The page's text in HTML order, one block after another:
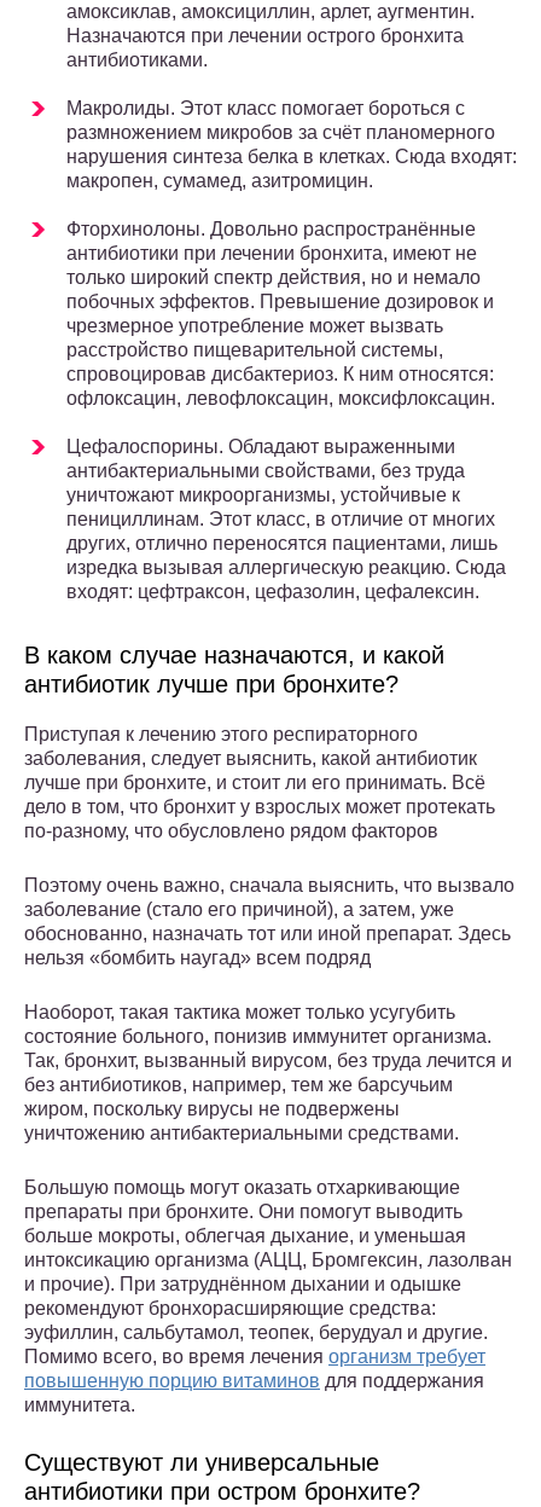
амоксиклав, амоксициллин, арлет, аугментин.
Назначаются при лечении острого бронхита
антибиотиками.
Макролиды. Этот класс помогает бороться с
размножением микробов за счёт планомерного
нарушения синтеза белка в клетках. Сюда входят:
макропен, сумамед, азитромицин.
Фторхинолоны. Довольно распространённые
антибиотики при лечении бронхита, имеют не
только широкий спектр действия, но и немало
побочных эффектов. Превышение дозировок и
чрезмерное употребление может вызвать
расстройство пищеварительной системы,
спровоцировав дисбактериоз. К ним относятся:
офлоксацин, левофлоксацин, моксифлоксацин.
Цефалоспорины. Обладают выраженными
антибактериальными свойствами, без труда
уничтожают микроорганизмы, устойчивые к
пенициллинам. Этот класс, в отличие от многих
других, отлично переносятся пациентами, лишь
изредка вызывая аллергическую реакцию. Сюда
входят: цефтраксон, цефазолин, цефалексин.
В каком случае назначаются, и какой
антибиотик лучше при бронхите?
Приступая к лечению этого респираторного
заболевания, следует выяснить, какой антибиотик
лучше при бронхите, и стоит ли его принимать. Всё
дело в том, что бронхит у взрослых может протекать
по-разному, что обусловлено рядом факторов
Поэтому очень важно, сначала выяснить, что вызвало
заболевание (стало его причиной), а затем, уже
обоснованно, назначать тот или иной препарат. Здесь
нельзя «бомбить наугад» всем подряд
Наоборот, такая тактика может только усугубить
состояние больного, понизив иммунитет организма.
Так, бронхит, вызванный вирусом, без труда лечится и
без антибиотиков, например, тем же барсучьим
жиром, поскольку вирусы не подвержены
уничтожению антибактериальными средствами.
Большую помощь могут оказать отхаркивающие
препараты при бронхите. Они помогут выводить
больше мокроты, облегчая дыхание, и уменьшая
интоксикацию организма (АЦЦ, Бромгексин, лазолван
и прочие). При затруднённом дыхании и одышке
рекомендуют бронхорасширяющие средства:
эуфиллин, сальбутамол, теопек, берудуал и другие.
Помимо всего, во время лечения организм требует
повышенную порцию витаминов для поддержания
иммунитета.
Существуют ли универсальные
антибиотики при остром бронхите?